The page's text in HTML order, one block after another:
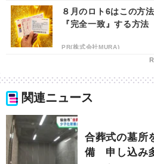
８月のロト6はこの方
『完全一致』する方法
PR(株式会社MURA)
関連ニュース
合葬式の墓所
備 申し込み